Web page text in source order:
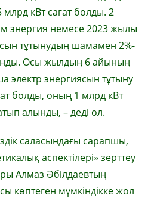
млрд кВт сағат болды. 2
энергия немесе 2023 жылы
тұтынудың шамамен 2%-
Осы жылдың 6 айының
энергиясын тұтыну
болды, оның 1 млрд кВт
алынды, – деді ол.
саласындағы сарапшы,
аспек­тілері» зерттеу
Алмаз Әбілдаевтың
көптеген мүмкіндікке жол